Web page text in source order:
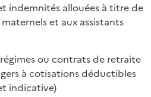
indemnités allouées à titre de
et aux assistants
régimes ou contrats de retraite
à cotisations déductibles
indicative)